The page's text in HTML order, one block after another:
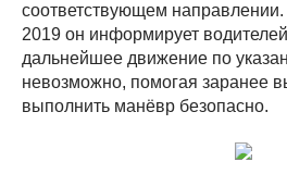
соответствующем
2019 он информирует
дальнейшее движение по
невозможно, помогая заранее
выполнить манёвр безопасно.